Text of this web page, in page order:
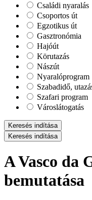
Családi nyaralás
Csoportos út
Egzotikus út
Gasztronómia
Hajóút
Körutazás
Nászút
Nyaralóprogram
Szabadidő,
Szafari program
Városlátogatás
Keresés indítása
Keresés indítása
A Vasco da
bemutatása